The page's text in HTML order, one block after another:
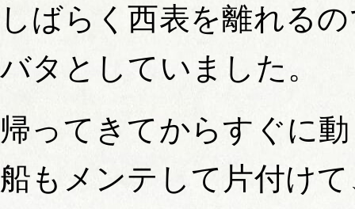
しばらく西表を離れる
バタとしていました。
帰ってきてからすぐに
船もメンテして片付け